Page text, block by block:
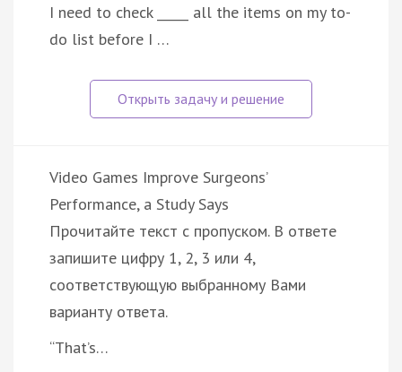
I need to check _____ all the items on my to-
do list before I …
Video Games Improve Surgeons’
Performance, a Study Says
Прочитайте текст с пропуском. В ответе
запишите цифру 1, 2, 3 или 4,
соответствующую выбранному Вами
варианту ответа.
“That’s…